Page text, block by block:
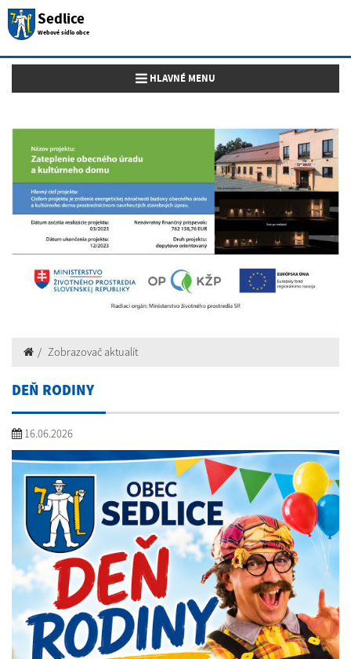
Sedlice
Webové sídlo obce
Toggle navigation
HLAVNÉ MENU
Zobrazovač aktualít
DEŇ RODINY
16.06.2026